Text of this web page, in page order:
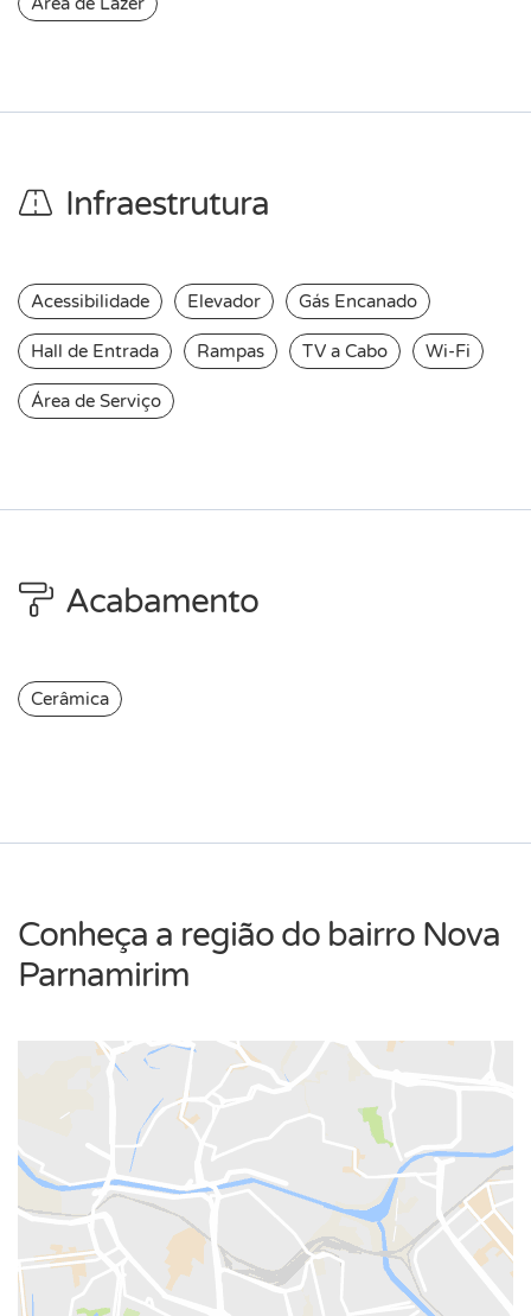
Infraestrutura
Acessibilidade Elevador Gás Encanado
Hall de Entrada Rampas TV a Cabo Wi-Fi
Área de Serviço
Acabamento
Cerâmica
Conheça a região do bairro Nova
Parnamirim